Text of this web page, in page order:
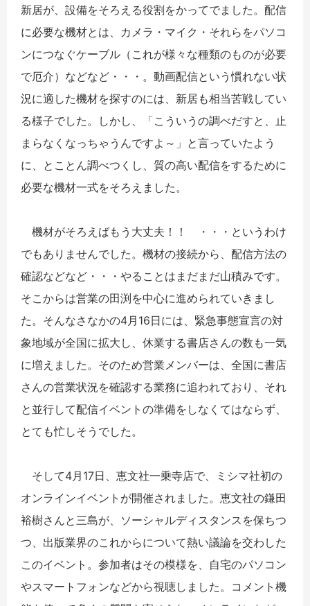
新居が、設備をそろえる役割をかってでました。配信
に必要な機材とは、カメラ・マイク・それらをパソコ
ンにつなぐケーブル（これが様々な種類のものが必要
で厄介）などなど・・・。動画配信という慣れない状
況に適した機材を探すのには、新居も相当苦戦してい
る様子でした。しかし、「こういうの調べだすと、止
まらなくなっちゃうんですよ～」と言っていたよう
に、とことん調べつくし、質の高い配信をするために
必要な機材一式をそろえました。
機材がそろえばもう大丈夫！！ ・・・というわけ
でもありませんでした。機材の接続から、配信方法の
確認などなど・・・やることはまだまだ山積みです。
そこからは営業の田渕を中心に進められていきまし
た。そんなさなかの4月16日には、緊急事態宣言の対
象地域が全国に拡大し、休業する書店さんの数も一気
に増えました。そのため営業メンバーは、全国に書店
さんの営業状況を確認する業務に追われており、それ
と並行して配信イベントの準備をしなくてはならず、
とても忙しそうでした。
そして4月17日、恵文社一乗寺店で、ミシマ社初の
オンラインイベントが開催されました。恵文社の鎌田
裕樹さんと三島が、ソーシャルディスタンスを保ちつ
つ、出版業界のこれからについて熱い議論を交わした
このイベント。参加者はその模様を、自宅のパソコン
やスマートフォンなどから視聴しました。コメント機